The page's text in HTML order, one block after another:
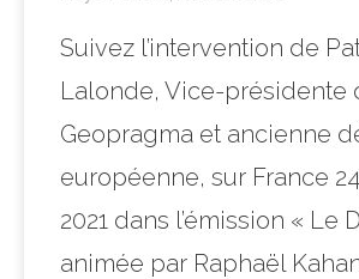
Suivez l’intervention de
Lalonde, Vice-présidente
Geopragma et ancienne
européenne, sur France
2021 dans l’émission « Le
animée par Raphaël